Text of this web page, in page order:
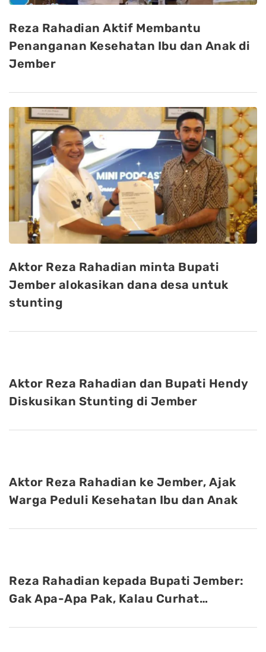
Reza Rahadian Aktif Membantu
Penanganan Kesehatan Ibu dan Anak di
Jember
Aktor Reza Rahadian minta Bupati
Jember alokasikan dana desa untuk
stunting
Aktor Reza Rahadian dan Bupati Hendy
Diskusikan Stunting di Jember
Aktor Reza Rahadian ke Jember, Ajak
Warga Peduli Kesehatan Ibu dan Anak
Reza Rahadian kepada Bupati Jember:
Gak Apa-Apa Pak, Kalau Curhat…